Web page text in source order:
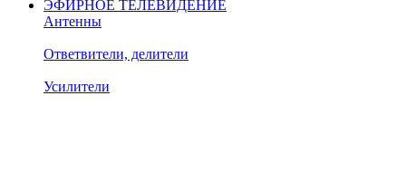
ЭФИРНОЕ ТЕЛЕВИДЕНИЕ
Антенны
Ответвители, делители
Усилители